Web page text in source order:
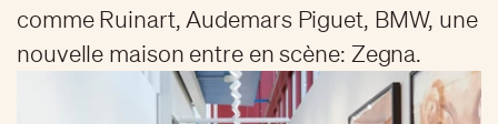
comme Ruinart, Audemars Piguet, BMW, une
nouvelle maison entre en scène: Zegna.